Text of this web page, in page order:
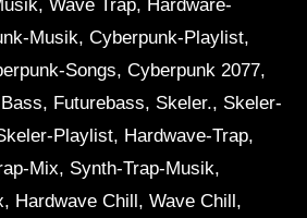
Wave Trap, Hardware-
Musik, Cyberpunk-Playlist,
Songs, Cyberpunk 2077,
Futurebass, Skeler., Skeler-
Playlist, Hardwave-Trap,
Mix, Synth-Trap-Musik,
Hardwave Chill, Wave Chill,